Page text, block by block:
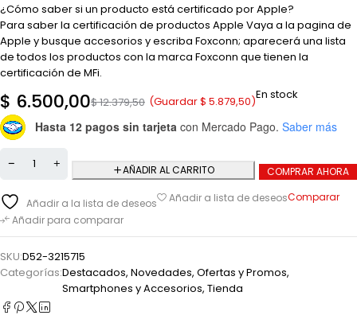
¿Cómo saber si un producto está certificado por Apple?
Para saber la certificación de productos Apple Vaya a la pagina de
Apple y busque accesorios y escriba Foxconn; aparecerá una lista
de todos los productos con la marca Foxconn que tienen la
certificación de MFi.
$12.379,50
$ 6.500,00 (Guardar$ 5.879,50)En stock
Hasta 12 pagos sin tarjeta con Mercado Pago. Saber más
AÑADIR AL CARRITO COMPRAR AHORA
Añadir a la lista de deseos Añadir a lista de deseosComparar
Añadir para comparar
SKU:D52-3215715
Categorías:Destacados, Novedades, Ofertas y Promos,
Smartphones y Accesorios, Tienda